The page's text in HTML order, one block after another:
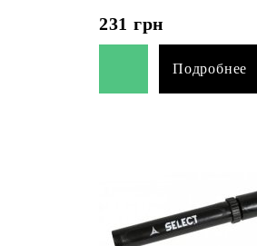
231 грн
Подробнее